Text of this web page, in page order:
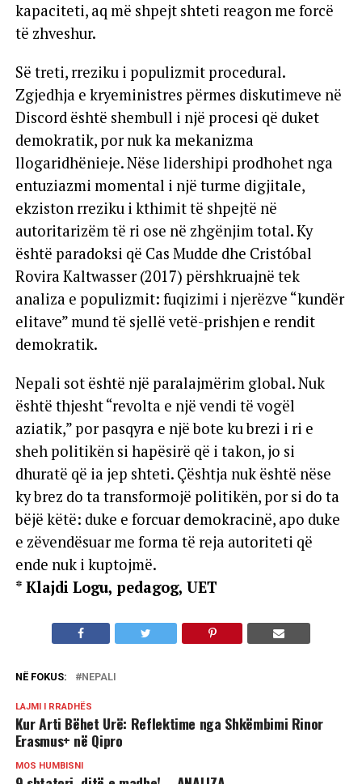
kapaciteti, aq më shpejt shteti reagon me forcë
të zhveshur.
Së treti, rreziku i populizmit procedural.
Zgjedhja e kryeministres përmes diskutimeve në
Discord është shembull i një procesi që duket
demokratik, por nuk ka mekanizma
llogaridhënieje. Nëse lidershipi prodhohet nga
entuziazmi momental i një turme digjitale,
ekziston rreziku i kthimit të shpejtë në
autoritarizëm të ri ose në zhgënjim total. Ky
është paradoksi që Cas Mudde dhe Cristóbal
Rovira Kaltwasser (2017) përshkruajnë tek
analiza e populizmit: fuqizimi i njerëzve “kundër
elitave” mund të sjellë vetë-prishjen e rendit
demokratik.
Nepali sot është një paralajmërim global. Nuk
është thjesht “revolta e një vendi të vogël
aziatik,” por pasqyra e një bote ku brezi i ri e
sheh politikën si hapësirë që i takon, jo si
dhuratë që ia jep shteti. Çështja nuk është nëse
ky brez do ta transformojë politikën, por si do ta
bëjë këtë: duke e forcuar demokracinë, apo duke
e zëvendësuar me forma të reja autoriteti që
ende nuk i kuptojmë.
* Klajdi Logu, pedagog, UET
NË FOKUS: NEPALI
LAJMI I RRADHËS
Kur Arti Bëhet Urë: Reflektime nga Shkëmbimi Rinor
Erasmus+ në Qipro
MOS HUMBISNI